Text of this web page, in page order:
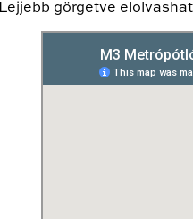
Lejjebb görgetve